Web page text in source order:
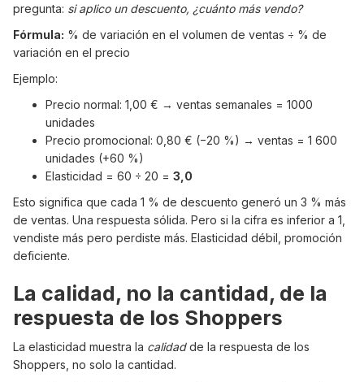
pregunta: si aplico un descuento, ¿cuánto más vendo?
Fórmula: % de variación en el volumen de ventas ÷ % de
variación en el precio
Ejemplo:
Precio normal: 1,00 € → ventas semanales = 1000
unidades
Precio promocional: 0,80 € (−20 %) → ventas = 1 600
unidades (+60 %)
Elasticidad = 60 ÷ 20 = 3,0
Esto significa que cada 1 % de descuento generó un 3 % más
de ventas. Una respuesta sólida. Pero si la cifra es inferior a 1,
vendiste más pero perdiste más. Elasticidad débil, promoción
deficiente.
La calidad, no la cantidad, de la
respuesta de los Shoppers
La elasticidad muestra la calidadde la respuesta de los
Shoppers, no solo la cantidad.